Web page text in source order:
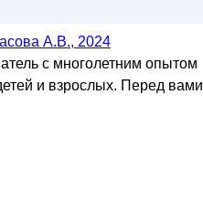
А.В., 2024
с многолетним опытом
и взрослых. Перед вами